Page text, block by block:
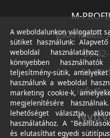
M-
6900 Makó,
06-
06-30-
A weboldalunkon válogatott
sütiket használunk:
weboldal
könnyebben
teljesítmény-sütik,
használunk a weboldal
marketing cookie-k,
megjelenítésére
lehetőséget választja,
használatához. A
és elutasíthat egyedi